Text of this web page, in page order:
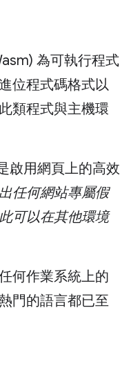
為可執行程式
位程式碼格式以
類程式與主機環
啟用網頁上的高效
任何網站專屬假
可以在其他環境
何作業系統上的
門的語言都已至